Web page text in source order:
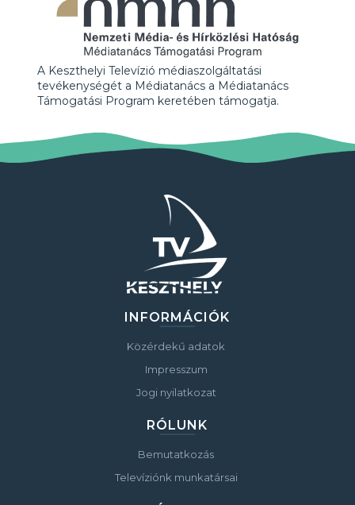
A Keszthelyi Televízió médiaszolgáltatási
tevékenységét a Médiatanács a Médiatanács
Támogatási Program keretében támogatja.
INFORMÁCIÓK
Közérdekű adatok
Impresszum
Jogi nyilatkozat
RÓLUNK
Bemutatkozás
Televíziónk munkatársai